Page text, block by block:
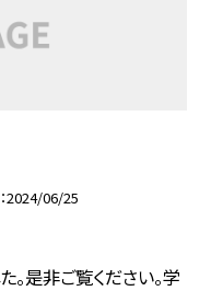
2024/06/25
。是非ご覧ください。学